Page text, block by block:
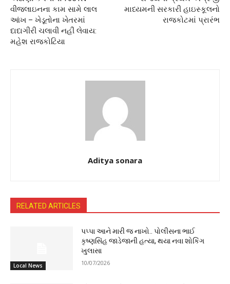
વીજલાઇનના કામ સામે લાલ
આંખ – ખેડૂતોના ખેતરમાં
દાદાગીરી ચલાવી નહીં લેવાય:
મહેશ રાજકોટિયા
માધ્યમની સરકારી હાઇસ્કૂલનો
રાજકોટમાં પ્રારંભ
Aditya sonara
RELATED ARTICLES
Local News
પપ્પા આને મારી જ નાખો.. પોલીસના ભાઈ
કૃષ્ણસિંહ જાડેજાની હત્યા, થયા નવા શોકિંગ
ખુલાસા
10/07/2026